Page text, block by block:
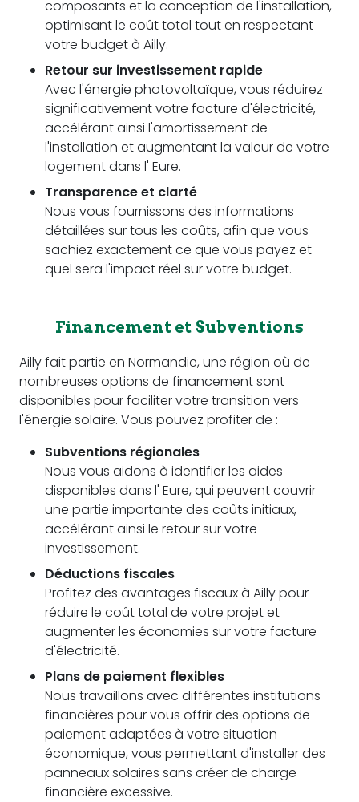
composants et la conception de l'installation,
optimisant le coût total tout en respectant
votre budget à Ailly.
Retour sur investissement rapide
Avec l'énergie photovoltaïque, vous réduirez
significativement votre facture d'électricité,
accélérant ainsi l'amortissement de
l'installation et augmentant la valeur de votre
logement dans l' Eure.
Transparence et clarté
Nous vous fournissons des informations
détaillées sur tous les coûts, afin que vous
sachiez exactement ce que vous payez et
quel sera l'impact réel sur votre budget.
Financement et Subventions
Ailly fait partie en Normandie, une région où de
nombreuses options de financement sont
disponibles pour faciliter votre transition vers
l'énergie solaire. Vous pouvez profiter de :
Subventions régionales
Nous vous aidons à identifier les aides
disponibles dans l' Eure, qui peuvent couvrir
une partie importante des coûts initiaux,
accélérant ainsi le retour sur votre
investissement.
Déductions fiscales
Profitez des avantages fiscaux à Ailly pour
réduire le coût total de votre projet et
augmenter les économies sur votre facture
d'électricité.
Plans de paiement flexibles
Nous travaillons avec différentes institutions
financières pour vous offrir des options de
paiement adaptées à votre situation
économique, vous permettant d'installer des
panneaux solaires sans créer de charge
financière excessive.